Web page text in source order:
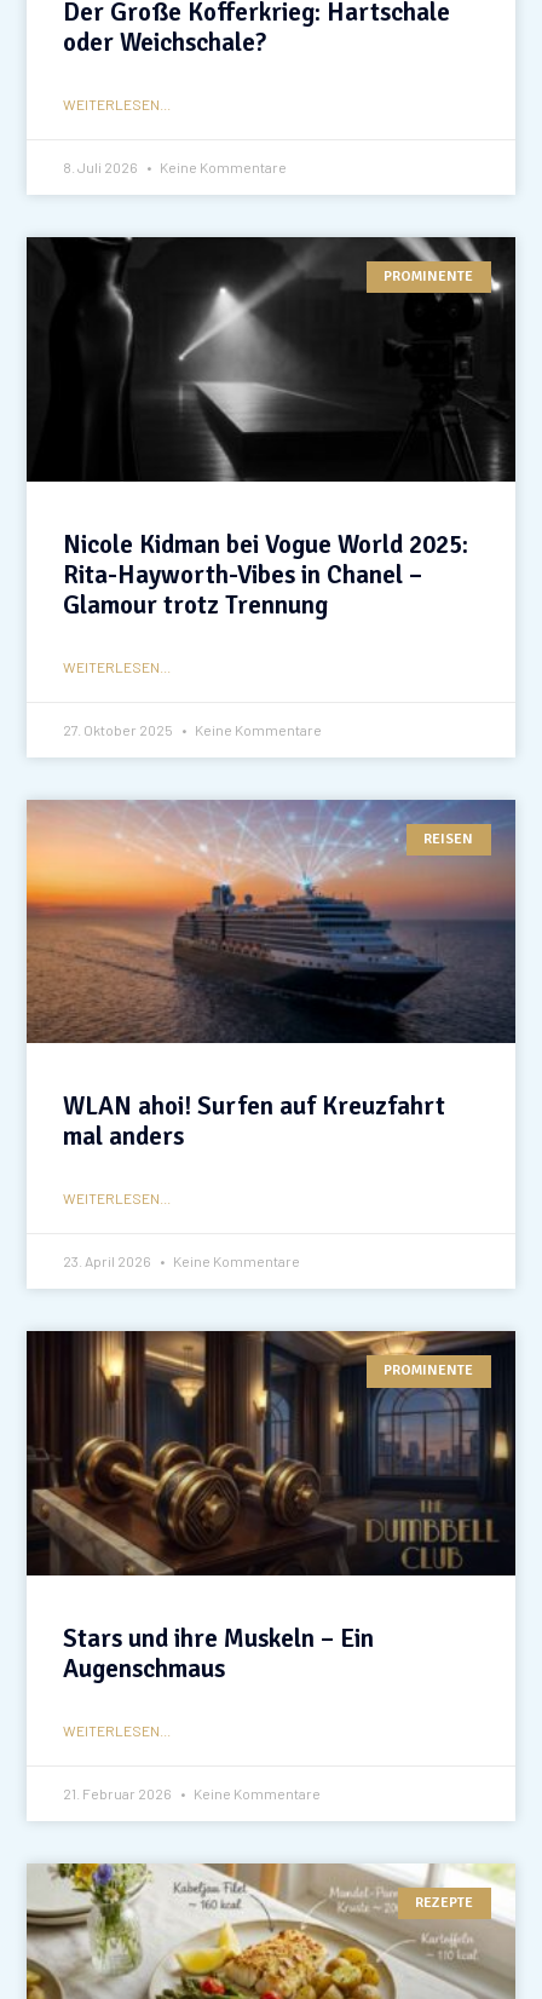
Der Große Kofferkrieg: Hartschale
oder Weichschale?
WEITERLESEN...
8. Juli 2026 Keine Kommentare
PROMINENTE
Nicole Kidman bei Vogue World 2025:
Rita-Hayworth-Vibes in Chanel –
Glamour trotz Trennung
WEITERLESEN...
27. Oktober 2025 Keine Kommentare
REISEN
WLAN ahoi! Surfen auf Kreuzfahrt
mal anders
WEITERLESEN...
23. April 2026 Keine Kommentare
PROMINENTE
Stars und ihre Muskeln – Ein
Augenschmaus
WEITERLESEN...
21. Februar 2026 Keine Kommentare
REZEPTE